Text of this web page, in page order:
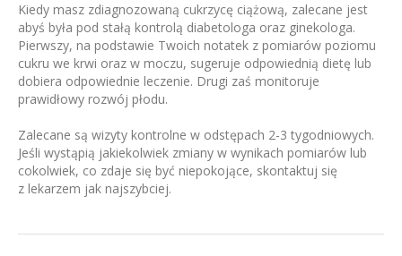
Kiedy masz zdiagnozowaną cukrzycę ciążową, zalecane jest
abyś była pod stałą kontrolą diabetologa oraz ginekologa.
Pierwszy, na podstawie Twoich notatek z pomiarów poziomu
cukru we krwi oraz w moczu, sugeruje odpowiednią dietę lub
dobiera odpowiednie leczenie. Drugi zaś monitoruje
prawidłowy rozwój płodu.
Zalecane są wizyty kontrolne w odstępach 2-3 tygodniowych.
Jeśli wystąpią jakiekolwiek zmiany w wynikach pomiarów lub
cokolwiek, co zdaje się być niepokojące, skontaktuj się
z lekarzem jak najszybciej.